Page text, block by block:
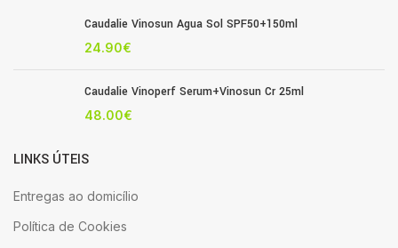
Caudalie Vinosun Agua Sol SPF50+150ml
24.90€
Caudalie Vinoperf Serum+Vinosun Cr 25ml
48.00€
LINKS ÚTEIS
Entregas ao domicílio
Política de Cookies